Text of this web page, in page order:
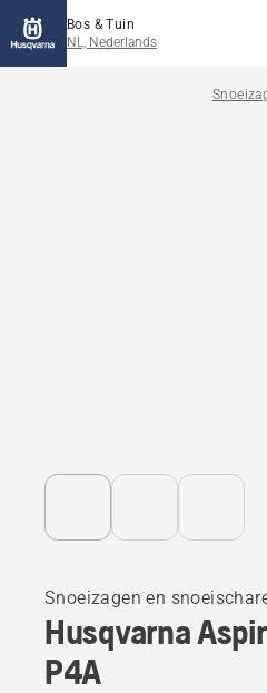
Bos & Tuin
NL, Nederlands
Snoeizagen en
Husqvarna
P4A